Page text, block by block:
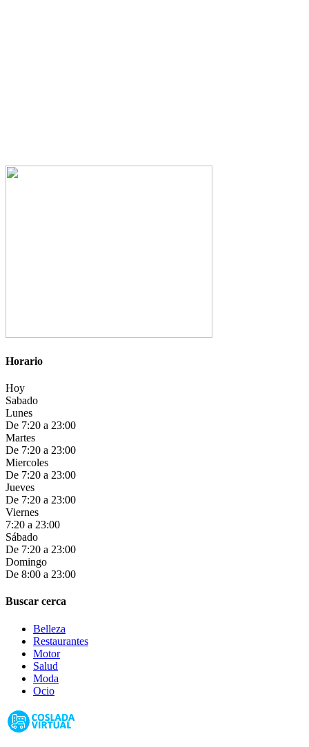
Horario
Hoy
Sabado
Lunes
De 7:20 a 23:00
Martes
De 7:20 a 23:00
Miercoles
De 7:20 a 23:00
Jueves
De 7:20 a 23:00
Viernes
7:20 a 23:00
Sábado
De 7:20 a 23:00
Domingo
De 8:00 a 23:00
Buscar cerca
Belleza
Restaurantes
Motor
Salud
Moda
Ocio